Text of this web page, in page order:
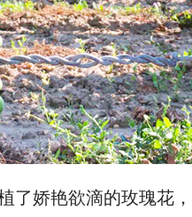
了娇艳欲滴的玫瑰花